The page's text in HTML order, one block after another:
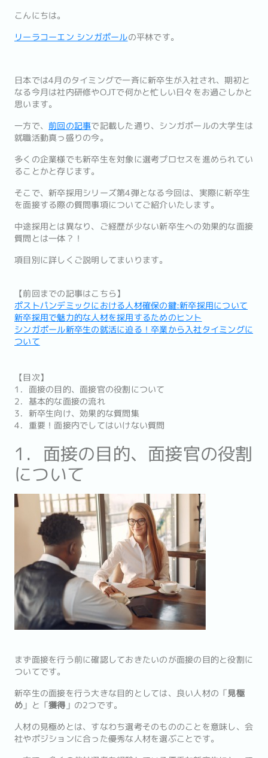
こんにちは。
リーラコーエン シンガポールの平林です。
日本では4月のタイミングで一斉に新卒生が入社され、期初と
なる今月は社内研修やOJTで何かと忙しい日々をお過ごしかと
思います。
一方で、 前回の記事で記載した通り、シンガポールの大学生は
就職活動真っ盛りの今。
多くの企業様でも新卒生を対象に選考プロセスを進められてい
ることかと存じます。
そこで、新卒採用シリーズ第4弾となる今回は、実際に新卒生
を面接する際の質問事項についてご紹介いたします。
中途採用とは異なり、ご経歴が少ない新卒生への効果的な面接
質問とは一体？！
項目別に詳しくご説明してまいります。
【前回までの記事はこちら】
ポストパンデミックにおける人材確保の鍵:新卒採用について
新卒採用で魅力的な人材を採用するためのヒント
シンガポール新卒生の就活に迫る！卒業から入社タイミングに
ついて
【目次】
1．面接の目的、面接官の役割について
2．基本的な面接の流れ
3．新卒生向け、効果的な質問集
4．重要！面接内でしてはいけない質問
1．面接の目的、面接官の役割
について
まず面接を行う前に確認しておきたいのが面接の目的と役割に
ついてです。
新卒生の面接を行う大きな目的としては、良い人材の「見極
め」と「獲得」の2つです。
人材の見極めとは、すなわち選考そのもののことを意味し、会
社やポジションに合った優秀な人材を選ぶことです。